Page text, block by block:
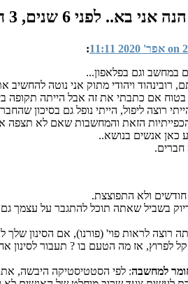
אני בא.. לפני 6 שנים, 3 חודשים
:
במחשב וגם בפלאפון...
ויהודי מתוק אני נוטה להחשיב
בטוח אם כתבתי את זה אבל הייתה תקופה
רוצה ליפול, הייתי נופל גם בסיכון
הזאת והמחשבות שאם לא תצפה
אנשים בנושא..
חברים.
בשביל שאתה תוכל להתגבר על עצמך
רוצה לראות פוי' (פורנו), אם הסינון
לפרוץ, אז מה הטעם בו ? תעבור לסינון
למחשבה: לפי הסטטיסטיקה היבשה,